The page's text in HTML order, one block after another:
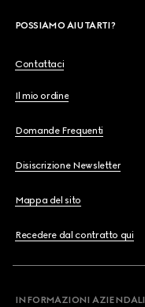
POSSIAMO AIUTARTI?
Contattaci
Il mio ordine
Domande Frequenti
Disiscrizione Newsletter
Mappa del sito
Recedere dal contratto qui
INFORMAZIONI AZIENDALI